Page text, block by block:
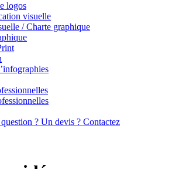
logos
visuelle
/ Charte graphique
? Un devis ? Contactez